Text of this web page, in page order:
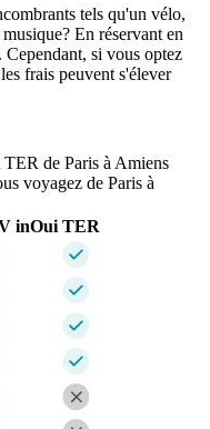
tels qu'un vélo,
En réservant en
si vous optez
frais peuvent s'élever
de Paris à Amiens
voyagez de Paris à
inOui TER